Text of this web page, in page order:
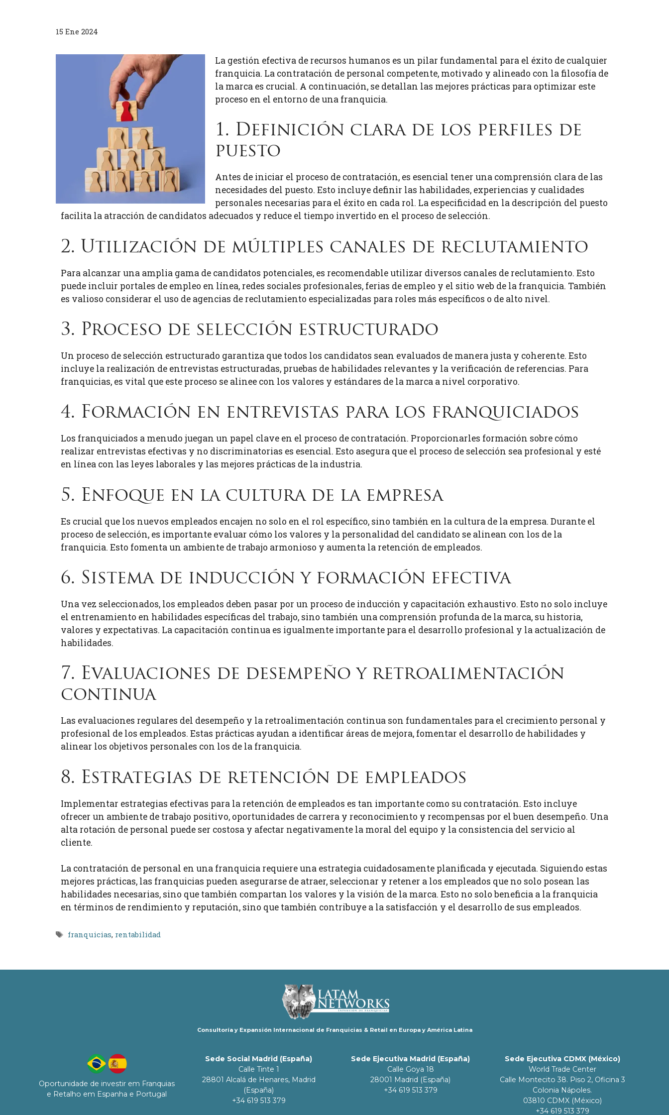
15 Ene 2024
La gestión efectiva de recursos humanos es un pilar fundamental para el éxito de cualquier
franquicia. La contratación de personal competente, motivado y alineado con la filosofía de
la marca es crucial. A continuación, se detallan las mejores prácticas para optimizar este
proceso en el entorno de una franquicia.
1. Definición clara de los perfiles de
puesto
Antes de iniciar el proceso de contratación, es esencial tener una comprensión clara de las
necesidades del puesto. Esto incluye definir las habilidades, experiencias y cualidades
personales necesarias para el éxito en cada rol. La especificidad en la descripción del puesto
facilita la atracción de candidatos adecuados y reduce el tiempo invertido en el proceso de selección.
2. Utilización de múltiples canales de reclutamiento
Para alcanzar una amplia gama de candidatos potenciales, es recomendable utilizar diversos canales de reclutamiento. Esto
puede incluir portales de empleo en línea, redes sociales profesionales, ferias de empleo y el sitio web de la franquicia. También
es valioso considerar el uso de agencias de reclutamiento especializadas para roles más específicos o de alto nivel.
3. Proceso de selección estructurado
Un proceso de selección estructurado garantiza que todos los candidatos sean evaluados de manera justa y coherente. Esto
incluye la realización de entrevistas estructuradas, pruebas de habilidades relevantes y la verificación de referencias. Para
franquicias, es vital que este proceso se alinee con los valores y estándares de la marca a nivel corporativo.
4. Formación en entrevistas para los franquiciados
Los franquiciados a menudo juegan un papel clave en el proceso de contratación. Proporcionarles formación sobre cómo
realizar entrevistas efectivas y no discriminatorias es esencial. Esto asegura que el proceso de selección sea profesional y esté
en línea con las leyes laborales y las mejores prácticas de la industria.
5. Enfoque en la cultura de la empresa
Es crucial que los nuevos empleados encajen no solo en el rol específico, sino también en la cultura de la empresa. Durante el
proceso de selección, es importante evaluar cómo los valores y la personalidad del candidato se alinean con los de la
franquicia. Esto fomenta un ambiente de trabajo armonioso y aumenta la retención de empleados.
6. Sistema de inducción y formación efectiva
Una vez seleccionados, los empleados deben pasar por un proceso de inducción y capacitación exhaustivo. Esto no solo incluye
el entrenamiento en habilidades específicas del trabajo, sino también una comprensión profunda de la marca, su historia,
valores y expectativas. La capacitación continua es igualmente importante para el desarrollo profesional y la actualización de
habilidades.
7. Evaluaciones de desempeño y retroalimentación
continua
Las evaluaciones regulares del desempeño y la retroalimentación continua son fundamentales para el crecimiento personal y
profesional de los empleados. Estas prácticas ayudan a identificar áreas de mejora, fomentar el desarrollo de habilidades y
alinear los objetivos personales con los de la franquicia.
8. Estrategias de retención de empleados
Implementar estrategias efectivas para la retención de empleados es tan importante como su contratación. Esto incluye
ofrecer un ambiente de trabajo positivo, oportunidades de carrera y reconocimiento y recompensas por el buen desempeño. Una
alta rotación de personal puede ser costosa y afectar negativamente la moral del equipo y la consistencia del servicio al
cliente.
La contratación de personal en una franquicia requiere una estrategia cuidadosamente planificada y ejecutada. Siguiendo estas
mejores prácticas, las franquicias pueden asegurarse de atraer, seleccionar y retener a los empleados que no solo posean las
habilidades necesarias, sino que también compartan los valores y la visión de la marca. Esto no solo beneficia a la franquicia
en términos de rendimiento y reputación, sino que también contribuye a la satisfacción y el desarrollo de sus empleados.
Etiquetas
franquicias, rentabilidad
Consultoría y Expansión Internacional de Franquicias & Retail en Europa y América Latina
Oportunidade de investir em Franquias
e Retalho em Espanha e Portugal
Sede Social Madrid (España)
Calle Tinte 1
28801 Alcalá de Henares, Madrid
(España)
+34 619 513 379
Sede Ejecutiva Madrid (España)
Calle Goya 18
28001 Madrid (España)
+34 619 513 379
Sede Ejecutiva CDMX (México)
World Trade Center
Calle Montecito 38. Piso 2, Oficina 3
Colonia Nápoles.
03810 CDMX (México)
+34 619 513 379